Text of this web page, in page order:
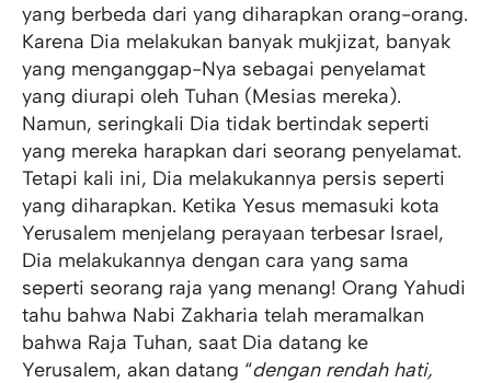
yang berbeda dari yang diharapkan orang-orang.
Karena Dia melakukan banyak mukjizat, banyak
yang menganggap-Nya sebagai penyelamat
yang diurapi oleh Tuhan (Mesias mereka).
Namun, seringkali Dia tidak bertindak seperti
yang mereka harapkan dari seorang penyelamat.
Tetapi kali ini, Dia melakukannya persis seperti
yang diharapkan. Ketika Yesus memasuki kota
Yerusalem menjelang perayaan terbesar Israel,
Dia melakukannya dengan cara yang sama
seperti seorang raja yang menang! Orang Yahudi
tahu bahwa Nabi Zakharia telah meramalkan
bahwa Raja Tuhan, saat Dia datang ke
Yerusalem, akan datang “dengan rendah hati,